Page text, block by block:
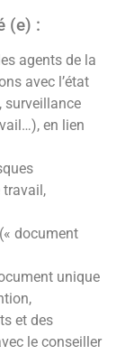
(e) :
agents de la
avec l’état
surveillance
en lien
travail,
document
unique
et des
le conseiller